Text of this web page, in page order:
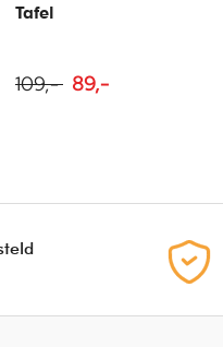
Tafel
109,- 89,-